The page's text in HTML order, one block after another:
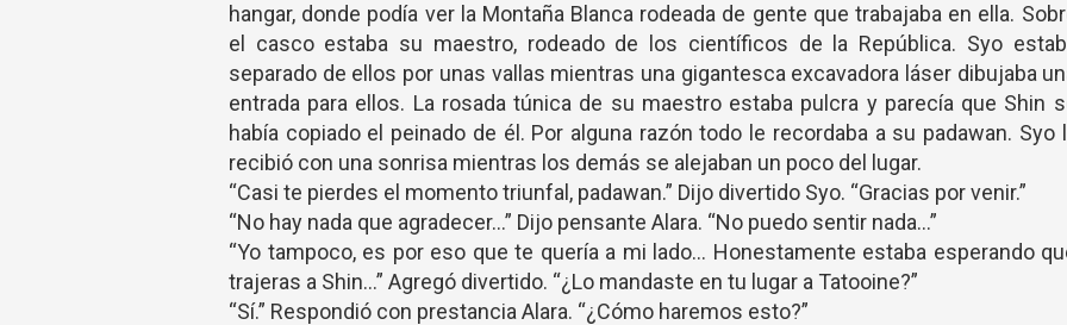
hangar, donde podía ver la Montaña Blanca rodeada de gente que trabajaba en ella.
el casco estaba su maestro, rodeado de los científicos de la República. Syo
separado de ellos por unas vallas mientras una gigantesca excavadora láser dibujaba
entrada para ellos. La rosada túnica de su maestro estaba pulcra y parecía que Shin
había copiado el peinado de él. Por alguna razón todo le recordaba a su padawan. Syo
recibió con una sonrisa mientras los demás se alejaban un poco del lugar.
“Casi te pierdes el momento triunfal, padawan.” Dijo divertido Syo. “Gracias por venir.”
“No hay nada que agradecer…” Dijo pensante Alara. “No puedo sentir nada…”
“Yo tampoco, es por eso que te quería a mi lado… Honestamente estaba esperando
trajeras a Shin…” Agregó divertido. “¿Lo mandaste en tu lugar a Tatooine?”
“Sí.” Respondió con prestancia Alara. “¿Cómo haremos esto?”